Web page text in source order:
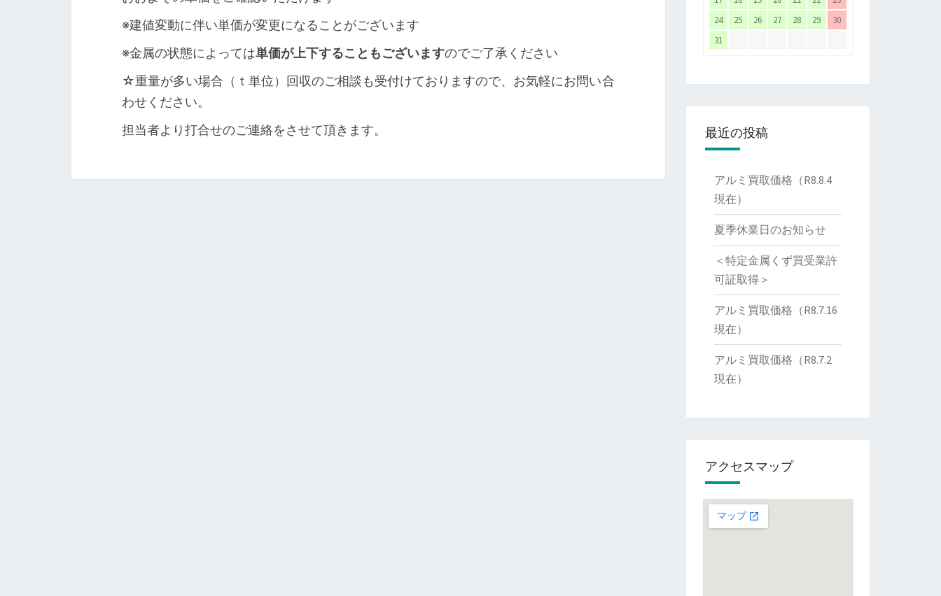
※建値変動に伴い単価が変更になることがございます
※金属の状態によっては単価が上下することもございますのでご了承ください
☆重量が多い場合（ｔ単位）回収のご相談も受付けておりますので、お気軽にお問い合
わせください。
担当者より打合せのご連絡をさせて頂きます。
24
25 26 27 28 29
30
31
最近の投稿
アルミ買取価格（R8.8.4
現在）
夏季休業日のお知らせ
＜特定金属くず買受業許
可証取得＞
アルミ買取価格（R8.7.16
現在）
アルミ買取価格（R8.7.2
現在）
アクセスマップ